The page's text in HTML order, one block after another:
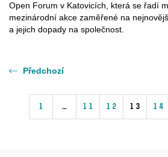
Open Forum v Katovicích, která se řadí
mezinárodní akce zaměřené na
a jejich dopady na společnost.
Předchozí
1 … 11 12 13 14